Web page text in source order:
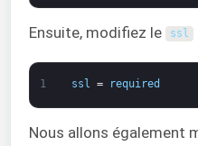
Ensuite, modifiez le ssl
1 ssl = required
Nous allons également